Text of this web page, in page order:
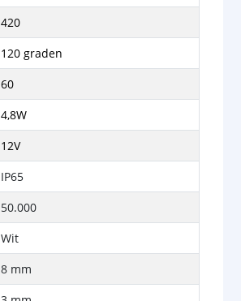
420
120 graden
60
4,8W
12V
IP65
50.000
Wit
8 mm